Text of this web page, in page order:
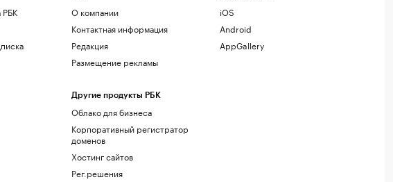
РБК
О компании
Контактная информация
Редакция
Размещение рекламы
Другие продукты РБК
Облако для бизнеса
Корпоративный регистратор
доменов
Хостинг сайтов
Рег.решения
iOS
Android
AppGallery